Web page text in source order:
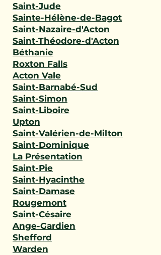
Saint-Jude
Sainte-Hélène-de-Bagot
Saint-Nazaire-d'Acton
Saint-Théodore-d'Acton
Béthanie
Roxton Falls
Acton Vale
Saint-Barnabé-Sud
Saint-Simon
Saint-Liboire
Upton
Saint-Valérien-de-Milton
Saint-Dominique
La Présentation
Saint-Pie
Saint-Hyacinthe
Saint-Damase
Rougemont
Saint-Césaire
Ange-Gardien
Shefford
Warden